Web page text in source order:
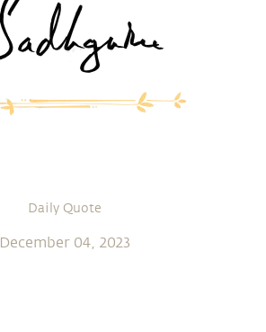
Daily Quote
December 04, 2023